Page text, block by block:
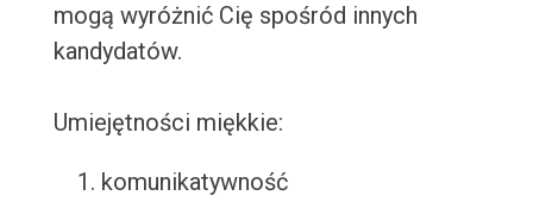
mogą wyróżnić Cię spośród innych
kandydatów.
Umiejętności miękkie:
komunikatywność